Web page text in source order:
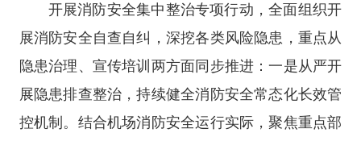
开展消防安全集中整治专项行动，全面组织开
展消防安全自查自纠，深挖各类风险隐患，重点从
隐患治理、宣传培训两方面同步推进：一是从严开
展隐患排查整治，持续健全消防安全常态化长效管
控机制。结合机场消防安全运行实际，聚焦重点部